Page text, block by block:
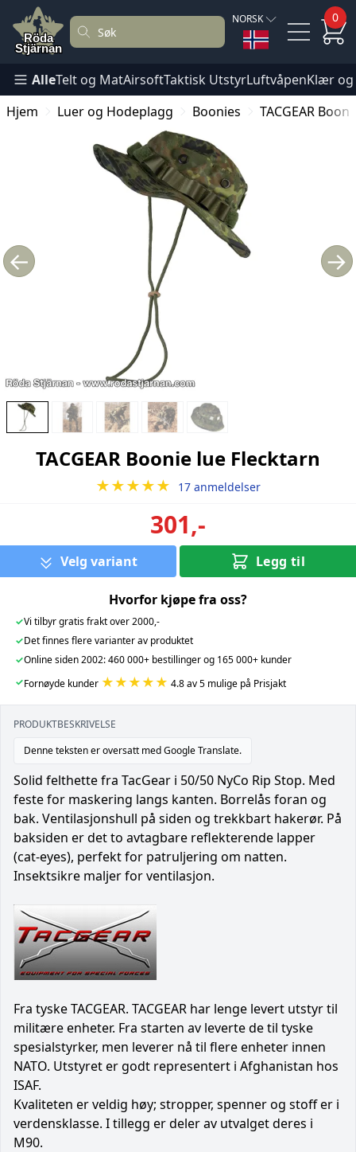
NORSK 0
AlleTelt og MatAirsoftTaktisk UtstyrLuftvåpenKlær
Hjem
Luer og Hodeplagg Boonies TACGEAR
← →
TACGEAR Boonie lue Flecktarn
★★★★★ 17 anmeldelser
301,-
Velg variant Legg til
Hvorfor kjøpe fra oss?
✓Vi tilbyr gratis frakt over 2000,-
✓Det finnes flere varianter av produktet
✓Online siden 2002: 460 000+ bestillinger og 165 000+ kunder
✓Fornøyde kunder ★★★★★ 4.8 av 5 mulige på Prisjakt
PRODUKTBESKRIVELSE
Denne teksten er oversatt med Google Translate.
Solid felthette fra TacGear i 50/50 NyCo Rip Stop. Med
feste for maskering langs kanten. Borrelås foran og
bak. Ventilasjonshull på siden og trekkbart hakerør. På
baksiden er det to avtagbare reflekterende lapper
(cat-eyes), perfekt for patruljering om natten.
Insektsikre maljer for ventilasjon.
Fra tyske TACGEAR. TACGEAR har lenge levert utstyr til
militære enheter. Fra starten av leverte de til tyske
spesialstyrker, men leverer nå til flere enheter innen
NATO. Utstyret er godt representert i Afghanistan hos
ISAF.
Kvaliteten er veldig høy; stropper, spenner og stoff er i
verdensklasse. I tillegg er deler av utvalget deres i
M90.